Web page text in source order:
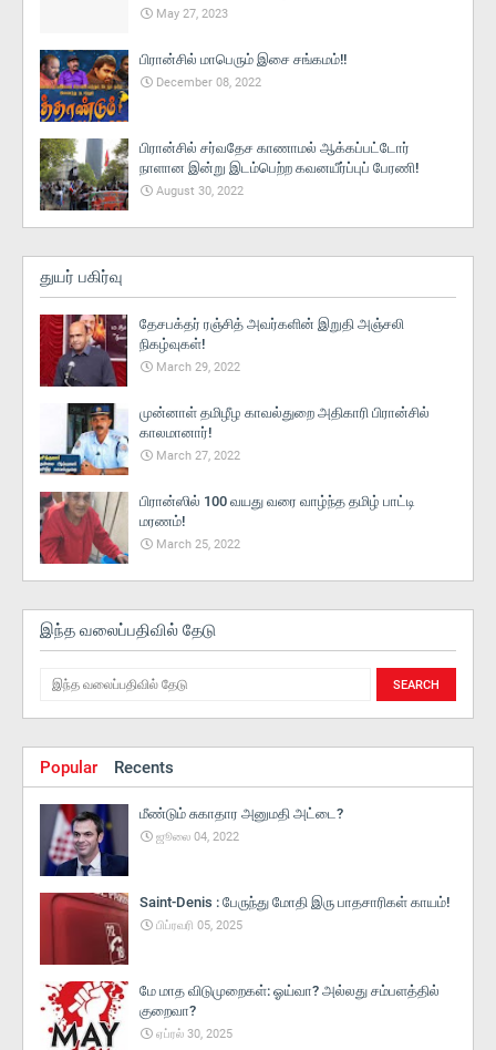
May 27, 2023
பிரான்சில் மாபெரும் இசை சங்கமம்!!
December 08, 2022
பிரான்சில் சர்வதேச காணாமல் ஆக்கப்பட்டோர்
நாளான இன்று இடம்பெற்ற கவனயீர்ப்புப் பேரணி!
August 30, 2022
துயர் பகிர்வு
தேசபக்தர் ரஞ்சித் அவர்களின் இறுதி அஞ்சலி
நிகழ்வுகள்!
March 29, 2022
முன்னாள் தமிழீழ காவல்துறை அதிகாரி பிரான்சில்
காலமானார்!
March 27, 2022
பிரான்ஸில் 100 வயது வரை வாழ்ந்த தமிழ் பாட்டி
மரணம்!
March 25, 2022
இந்த வலைப்பதிவில் தேடு
Popular Recents
மீண்டும் சுகாதார அனுமதி அட்டை?
ஜூலை 04, 2022
Saint-Denis : பேருந்து மோதி இரு பாதசாரிகள் காயம்!
பிப்ரவரி 05, 2025
மே மாத விடுமுறைகள்: ஓய்வா? அல்லது சம்பளத்தில்
குறைவா?
ஏப்ரல் 30, 2025